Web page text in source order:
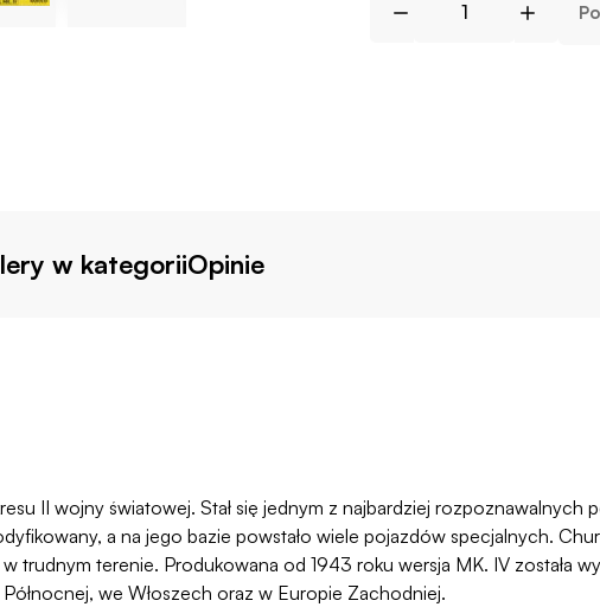
w kategoriiOpinie
II wojny światowej. Stał się jednym z najbardziej rozpoznawalnych
a na jego bazie powstało wiele pojazdów specjalnych.
trudnym terenie. Produkowana od 1943 roku wersja MK. IV została
we Włoszech oraz w Europie Zachodniej.